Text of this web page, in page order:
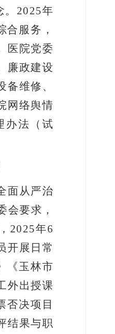
2025年
服务，
医院党委
廉政建设
维修、
网络舆情
办法（试
面从严治
会要求，
2025年6
开展日常
《玉林市
外出授课
否决项目
结果与职